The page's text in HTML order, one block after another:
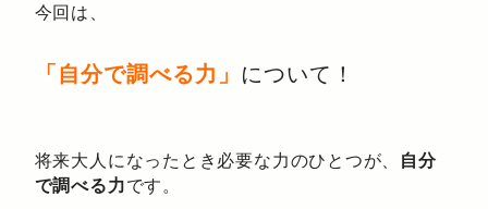
今回は、
「自分で調べる力」 について！
将来大人になったとき必要な力のひとつが、 自分
で調べる力です。